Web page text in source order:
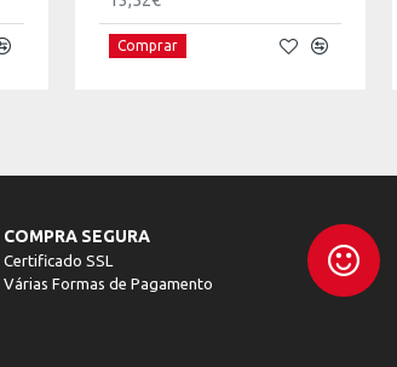
Comprar
COMPRA SEGURA
Certificado SSL
Várias Formas de Pagamento